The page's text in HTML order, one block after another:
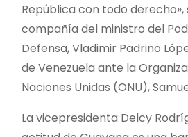
República con todo
compañía del ministro del
Defensa, Vladimir Padrino
de Venezuela ante la
Naciones Unidas (ONU),
La vicepresidenta Delcy